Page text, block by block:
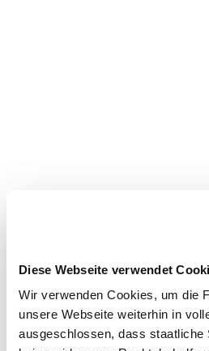
Diese Webseite verwendet
Wir verwenden Cookies, um die
unsere Webseite weiterhin in
ausgeschlossen, dass staatliche